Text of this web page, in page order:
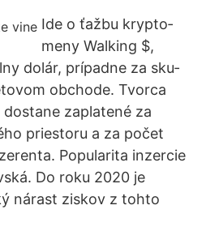
Ide o ťažbu kryp­to­
meny Wal­king $,
do­lár, prí­padne za sku­
ob­chode. Tvorca
zaplatené za
priestoru a za počet
Popularita inzercie
Do roku 2020 je
nárast ziskov z tohto